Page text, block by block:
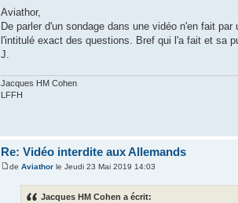
Aviathor,
De parler d'un sondage dans une vidéo n'en fait
l'intitulé exact des questions. Bref qui l'a fait et sa
J.
Jacques HM Cohen
LFFH
Re: Vidéo interdite aux Allemands
deAviathor le Jeudi 23 Mai 2019 14:03
Jacques HM Cohen a écrit: